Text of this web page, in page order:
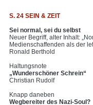
S. 24 SEIN & ZEIT
Sei normal, sei du selbst
Neuer Begriff, alter Inhalt:
Medienschaffenden als der
Ronald Berthold
Haltungsnote
„Wunderschöner Schrein“
Christian Rudolf
Knapp daneben
Wegbereiter des Nazi-Soul?